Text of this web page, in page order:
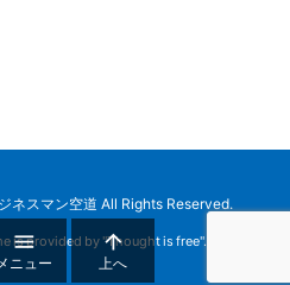
ネスマン空道 All Rights Reserved.
is provided by "Thought is free".

メニュー

上へ